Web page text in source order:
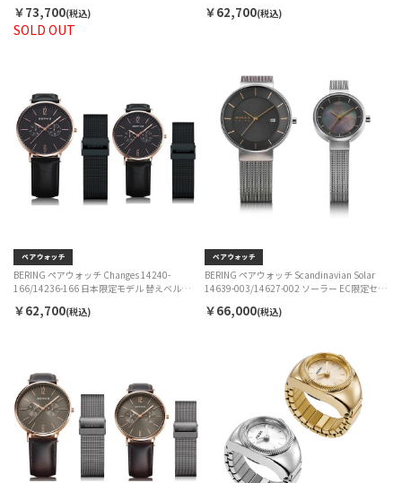
SOLD OUT
￥73,700(税込) ￥62,700(税込)
BERING ペアウォッチ Changes 14240-
166/14236-166 日本限定モデル 替えベルト
￥62,700(税込)
BERING ペアウォッチ Scandinavian Solar
14639-003/14627-002 ソーラー EC限定セッ
￥66,000(税込)